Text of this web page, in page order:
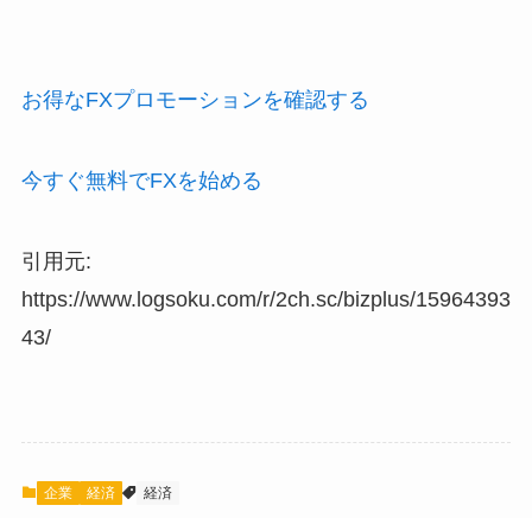
お得なFXプロモーションを確認する
今すぐ無料でFXを始める
引用元:
https://www.logsoku.com/r/2ch.sc/bizplus/15964393
43/
企業 経済 経済